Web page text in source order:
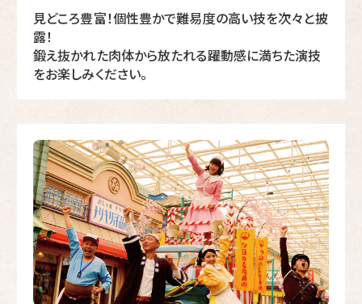
見どころ豊富！個性豊かで難易度の高い技を次々と披
露！
鍛え抜かれた肉体から放たれる躍動感に満ちた演技
をお楽しみください。